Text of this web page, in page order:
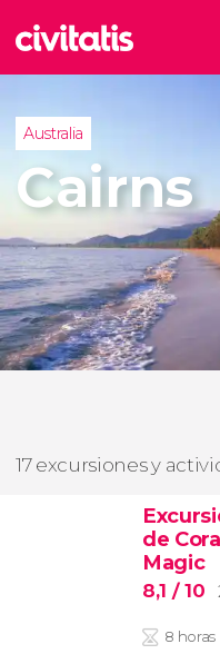
Australia
Cairns
17 excursiones y
de
Magic
8,1 / 10
8 horas